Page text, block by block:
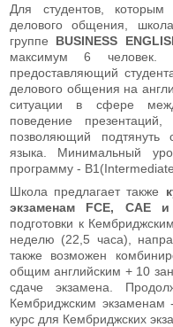
Для студентов,
делового общения,
группе BUSINESS
максимум 6 человек.
предоставляющий
делового общения на
ситуации в сфере
поведение
позволяющий
языка. Минимальный
программу -
Школа предлагает также
экзаменам FCE, CAE
подготовки к
неделю (22,5 часа),
также возможен
общим английским + 10
сдаче экзамена.
Кембриджским экзаменам
курс для Кембриджских